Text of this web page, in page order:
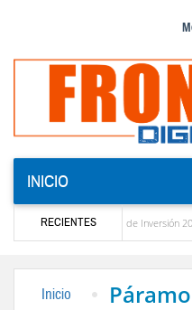
INICIO
RECIENTES
del Plan de Inversión 2027
Inicio Páramo